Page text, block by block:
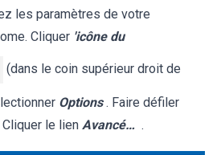
les paramètres de votre
Cliquer 'icône du
(dans le coin supérieur droit de
Options . Faire défiler
le lien Avancé… .